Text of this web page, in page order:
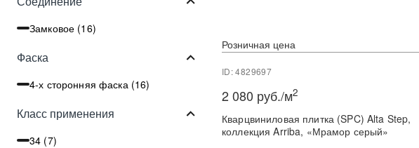
Замковое (16)
Фаска
4-х сторонняя фаска (16)
Класс применения
34 (7)
Розничная цена
ID: 4829697
2 080 руб./м2
Кварцвиниловая плитка (SPC) Alta Step,
коллекция Arriba, «Мрамор серый»